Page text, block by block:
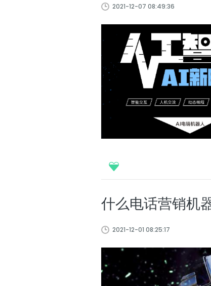
2021-12-07 08:49:36
什么电话营销机
2021-12-01 08:25:17